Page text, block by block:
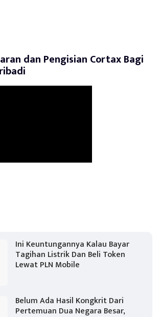
dan Pengisian Cortax Bagi
Ini Keuntungannya Kalau Bayar
Tagihan Listrik Dan Beli Token
Lewat PLN Mobile
Belum Ada Hasil Kongkrit Dari
Pertemuan Dua Negara Besar,